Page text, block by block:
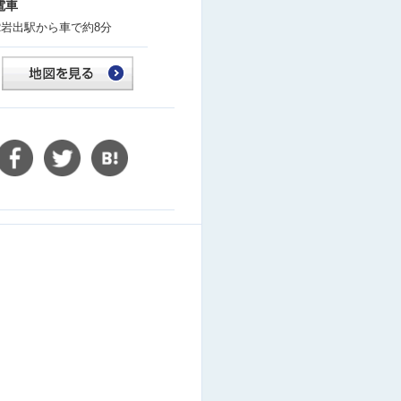
車
出駅から車で約8分